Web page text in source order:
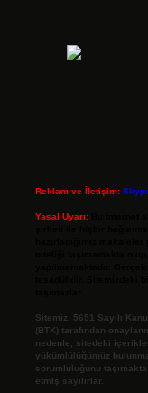
Reklam ve İletişim:
Yasal Uyarı:
Sitemiz, 5651 Sayılı
(BTK) tarafından
nedenle, sitedeki
yükümlülüğümüz
sorumluluğunu
etmiş sayılırlar.